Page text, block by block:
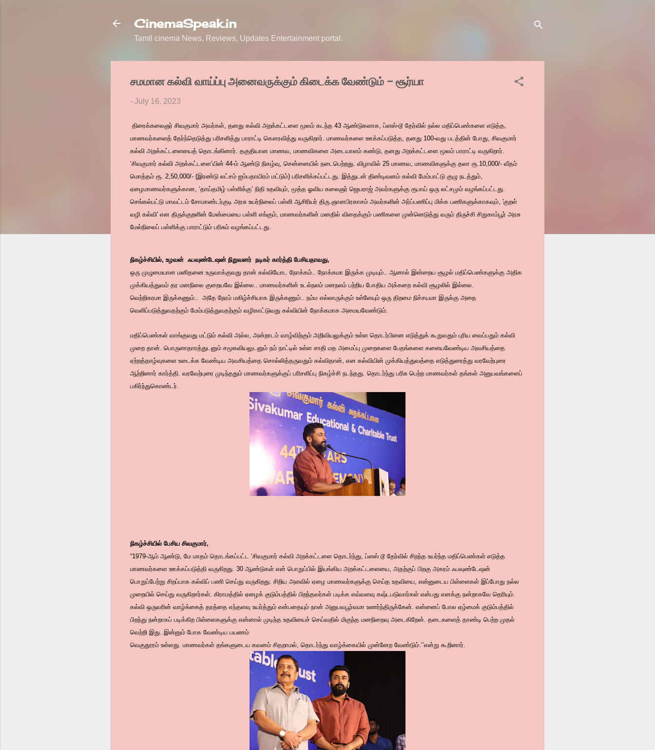
CinemaSpeak.in
Tamil cinema News, Reviews, Updates Entertainment portal.
சமமான கல்வி வாய்ப்பு அனைவருக்கும் கிடைக்க வேண்டும் – சூர்யா
- July 16, 2023
திரைக்கலைஞர் சிவகுமார் அவர்கள், தனது கல்வி அறக்கட்டளை மூலம் கடந்த 43 ஆண்டுகளாக, ப்ளஸ்-டூ தேர்வில் நல்ல மதிப்பெண்களை எடுத்த,
மாணவர்களைத் தேர்ந்தெடுத்து பரிசளித்து பாராட்டி கௌரவித்து வருகிறார். மாணவர்களை ஊக்கப்படுத்த, தனது 100-வது படத்தின் போது, சிவகுமார்
கல்வி அறக்கட்டளையைத் தொடங்கினார். தகுதியான மாணவ, மாணவிகளை அடையாளம் கண்டு, தனது அறக்கட்டளை மூலம் பாராட்டி வருகிறார்.
‘சிவகுமார் கல்வி அறக்கட்டளை’யின் 44-ம் ஆண்டு நிகழ்வு, சென்னையில் நடைபெற்றது. விழாவில் 25 மாணவ, மாணவிகளுக்கு தலா ரூ.10,000/- வீதம்
மொத்தம் ரூ. 2,50,000/- (இரண்டு லட்சம் ஐம்பதாயிரம் மட்டும்) பரிசளிக்கப்பட்டது. இத்துடன் திண்டிவனம் கல்வி மேம்பாட்டு குழு நடத்தும்,
ஏழைமாணவர்களுக்கான, ‘தாய்தமிழ் பள்ளிக்கு’ நிதி உதவியும், மூத்த ஓவிய கலைஞர் ஜெயராஜ் அவர்களுக்கு ரூபாய் ஒரு லட்சமும் வழங்கப்பட்டது.
செங்கல்பட்டு மாவட்டம் சோமாண்டர்குடி அரசு உயர்நிலைப் பள்ளி ஆசிரியர் திரு.ஞானபிரகாசம் அவர்களின் அர்ப்பணிப்பு மிக்க பணிகளுக்காகவும், 'குறள்
வழி கல்வி' என திருக்குறளின் மேன்மையை பள்ளி எங்கும், மாணவர்களின் மனதில் விதைக்கும் பணிகளை முன்னெடுத்து வரும் திருச்சி சிறுகாம்பூர் அரசு
மேல்நிலைப் பள்ளிக்கு பாராட்டும் பரிசும் வழங்கப்பட்டது.
நிகழ்ச்சியில், உழவன் ஃபவுண்டேஷன் நிறுவனர் நடிகர் கார்த்தி பேசியதாவது,
ஒரு முழுமையான மனிதனை உருவாக்குவது தான் கல்வியோட நோக்கம்.. நோக்கமா இருக்க முடியும்.. ஆனால் இன்றைய சூழல் மதிப்பெண்களுக்கு அதிக
முக்கியத்துவம் தர மனநிலை குறையவே இல்லை.. மாணவர்களின் உடல்நலம் மனநலம் பற்றிய போதிய அக்கறை கல்வி சூழலில் இல்லை.
வெற்றிகரமா இருக்கணும்.. அதே நேரம் மகிழ்ச்சியாக இருக்கணும்.. நம்ம எல்லாருக்கும் உள்ளேயும் ஒரு திறமை நிச்சயமா இருக்கு அதை
வெளிப்படுத்துவதற்கும் மேம்படுத்துவதற்கும் வழிகாட்டுவது கல்வியின் நோக்கமாக அமையவேண்டும்.
மதிப்பெண்கள் வாங்குவது மட்டும் கல்வி அல்ல, அன்றாடம் வாழ்விற்கும் அறிவியலுக்கும் உள்ள தொடர்பினை எடுத்துக் கூறுவதும் புரிய வைப்பதும் கல்வி
முறை தான். பொருளாதாரத்துடனும் சமூகவியலுடனும் நம் நாட்டில் உள்ள சாதி மத அமைப்பு முறைகளை பேதங்களை களையவேண்டிய அவசியத்தை
ஏற்றத்தாழ்வுகளை உடைக்க வேண்டிய அவசியத்தை சொல்லித்தருவதும் கல்விதான், என கல்வியின் முக்கியத்துவத்தை எடுத்துரைத்து வரவேற்புரை
ஆற்றினார் கார்த்தி. வரவேற்புரை முடிந்ததும் மாணவர்களுக்குப் பரிசளிப்பு நிகழ்ச்சி நடந்தது. தொடர்ந்து பரிசு பெற்ற மாணவர்கள் தங்கள் அனுபவங்களைப்
பகிர்ந்துகொண்டர்.
நிகழ்ச்சியில் பேசிய சிவகுமார்,
“1979-ஆம் ஆண்டு, மே மாதம் தொடங்கப்பட்ட ‘சிவகுமார் கல்வி அறக்கட்டளை தொடர்ந்து, ப்ளஸ் டூ தேர்வில் சிறந்த உயர்ந்த மதிப்பெண்கள் எடுத்த
மாணவர்களை ஊக்கப்படுத்தி வருகிறது. 30 ஆண்டுகள் என் பொறுப்பில் இயங்கிய அறக்கட்டளையை, அதற்குப் பிறகு அகரம் ஃபவுண்டேஷன்
பொறுப்பேற்று சிறப்பாக கல்விப் பணி செய்து வருகிறது. சிறிய அளவில் ஏழை மாணவர்களுக்கு செய்த உதவியை, என்னுடைய பிள்ளைகள் இப்போது நல்ல
முறையில் செய்து வருகிறார்கள். கிராமத்தில் ஏழைக் குடும்பத்தில் பிறந்தவர்கள் படிக்க எவ்வளவு கஷ்டபடுவார்கள் என்பது எனக்கு நன்றாகவே தெரியும்.
கல்வி ஒருவரின் வாழ்க்கைத் தரத்தை எந்தளவு உயர்த்தும் என்பதையும் நான் அனுபவபூர்வமா உணர்ந்திருக்கேன். என்னைப் போல ஏழ்மைக் குடும்பத்தில்
பிறந்து நன்றாகப் படிக்கிற பிள்ளைகளுக்கு என்னால் முடிந்த உதவியைச் செய்வதில் மிகுந்த மனநிறைவு அடைகிறேன். தடைகளைத் தாண்டி பெற்ற முதல்
வெற்றி இது. இன்னும் போக வேண்டிய பயணம்
வெகுதூரம் உள்ளது. மாணவர்கள் தங்களுடைய கவனம் சிதறாமல், தொடர்ந்து வாழ்க்கையில் முன்னேற வேண்டும்.’’என்று கூறினார்.